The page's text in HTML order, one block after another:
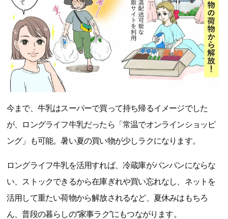
今まで、牛乳はスーパーで買って持ち帰るイメージでした
が、ロングライフ牛乳だったら「常温でオンラインショッピ
ング」も可能。暑い夏の買い物が少しラクになります。
ロングライフ牛乳を活用すれば、冷蔵庫がパンパンにならな
い、ストックできるから在庫ぎれや買い忘れなし、ネットを
活用して重たい荷物から解放されるなど、夏休みはもちろ
ん、普段の暮らしの“家事ラク”にもつながります。